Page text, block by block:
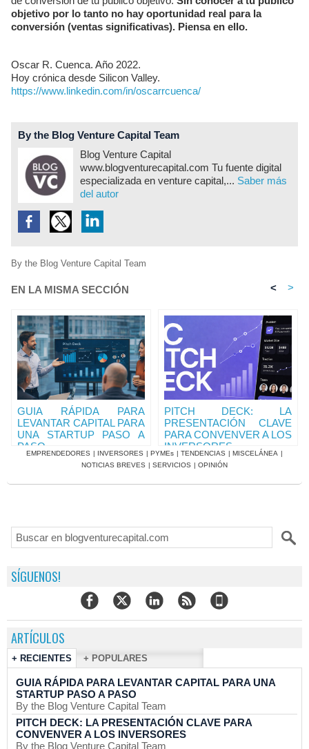
objetivo por lo tanto no hay oportunidad real para la
conversión (ventas significativas). Piensa en ello.
Oscar R. Cuenca. Año 2022.
Hoy crónica desde Silicon Valley.
https://www.linkedin.com/in/oscarrcuenca/
By the Blog Venture Capital Team
Blog Venture Capital
www.blogventurecapital.com Tu fuente digital
especializada en venture capital,... Saber más
del autor
By the Blog Venture Capital Team
EN LA MISMA SECCIÓN < >
GUIA RÁPIDA PARA
LEVANTAR CAPITAL PARA
UNA STARTUP PASO A
PASO
PITCH DECK: LA
PRESENTACIÓN CLAVE
PARA CONVENVER A LOS
INVERSORES
EMPRENDEDORES INVERSORES PYMEs TENDENCIAS MISCELÁNEA
NOTICIAS BREVES
SERVICIOS OPINIÓN
SÍGUENOS!
ARTÍCULOS
+ RECIENTES + POPULARES
GUIA RÁPIDA PARA LEVANTAR CAPITAL PARA UNA
STARTUP PASO A PASO
By the Blog Venture Capital Team
PITCH DECK: LA PRESENTACIÓN CLAVE PARA
CONVENVER A LOS INVERSORES
By the Blog Venture Capital Team